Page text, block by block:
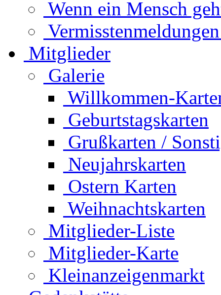
Wenn ein Mensch
Mitglieder
Galerie
Willkommen-
Geburtstagskarten
Grußkarten /
Neujahrskarten
Ostern Karten
Weihnachtskarten
Mitglieder-Liste
Mitglieder-Karte
Kleinanzeigenmarkt